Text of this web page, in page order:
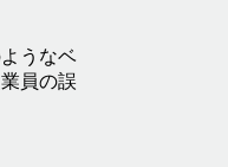
うなベ
員の誤